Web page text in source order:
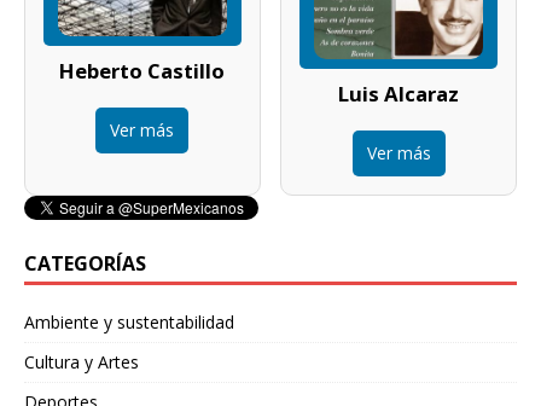
Heberto Castillo
Ver más
Luis Alcaraz
Ver más
CATEGORÍAS
Ambiente y sustentabilidad
Cultura y Artes